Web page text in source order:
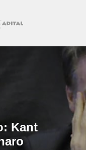
Kant